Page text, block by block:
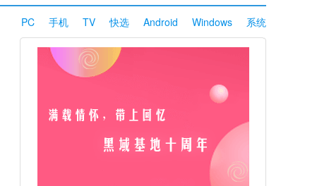
PC 手机 TV 快选 Android Windows 系统